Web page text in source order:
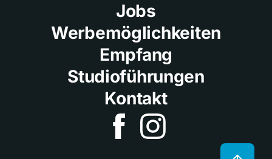
Jobs
Werbemöglichkeiten
Empfang
Studioführungen
Kontakt